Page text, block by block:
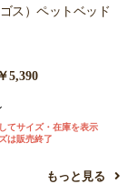
ス）ペットベッド
￥5,390
てサイズ・在庫を表示
は販売終了
もっと見る